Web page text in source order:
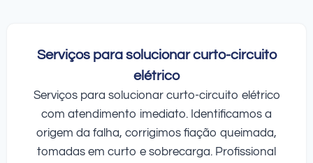
Serviços para solucionar curto-circuito
elétrico
Serviços para solucionar curto-circuito elétrico
com atendimento imediato. Identificamos a
origem da falha, corrigimos fiação queimada,
tomadas em curto e sobrecarga. Profissional